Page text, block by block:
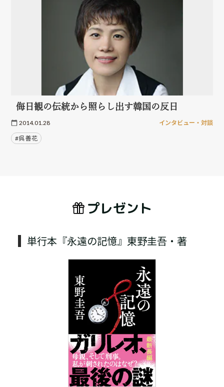
侮日観の伝統から照らし出す韓国の反日
2014.01.28 インタビュー・対談
#呉 善花
プレゼント
単行本『永遠の記憶』東野圭吾・著